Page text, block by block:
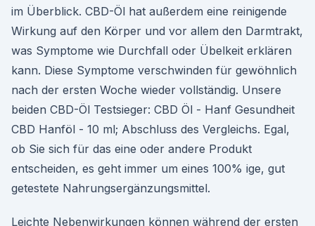
im Überblick. CBD-Öl hat außerdem eine reinigende
Wirkung auf den Körper und vor allem den Darmtrakt,
was Symptome wie Durchfall oder Übelkeit erklären
kann. Diese Symptome verschwinden für gewöhnlich
nach der ersten Woche wieder vollständig. Unsere
beiden CBD-Öl Testsieger: CBD Öl - Hanf Gesundheit
CBD Hanföl - 10 ml; Abschluss des Vergleichs. Egal,
ob Sie sich für das eine oder andere Produkt
entscheiden, es geht immer um eines 100% ige, gut
getestete Nahrungsergänzungsmittel.
Leichte Nebenwirkungen können während der ersten